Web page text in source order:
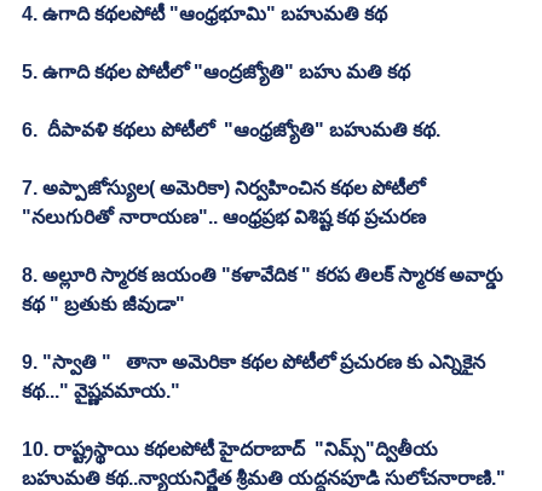
4. ఉగాది కథలపోటీ "ఆంధ్రభూమి" బహుమతి కథ
5. ఉగాది కథల పోటీలో "ఆంద్రజ్యోతి" బహు మతి కథ
6.  దీపావళి కథలు పోటీలో  "ఆంధ్రజ్యోతి" బహుమతి కథ.
7. అప్పాజోస్యుల( అమెరికా) నిర్వహించిన కథల పోటీలో
"నలుగురితో నారాయణ".. ఆంధ్రప్రభ విశిష్ట కథ ప్రచురణ
8. అల్లూరి స్మారక జయంతి "కళావేదిక " కరప తిలక్ స్మారక అవార్డు
కథ " బ్రతుకు జీవుడా"
9. "స్వాతి "   తానా అమెరికా కథల పోటీలో ప్రచురణ కు ఎన్నికైన
కథ..." వైష్ణవమాయ."
10. రాష్ట్రస్థాయి కథలపోటీ హైదరాబాద్  "నిమ్స్"ద్వితీయ
బహుమతి కథ..న్యాయనిర్ణేత శ్రీమతి యద్దనపూడి సులోచనారాణి."